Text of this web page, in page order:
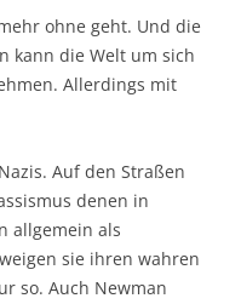
ohne geht. Und die
kann die Welt um sich
Allerdings mit
Auf den Straßen
denen in
allgemein als
sie ihren wahren
so. Auch Newman